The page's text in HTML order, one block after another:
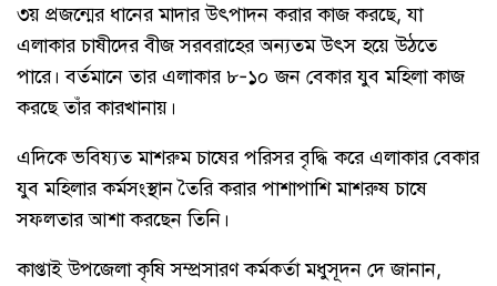
৩য় প্রজন্মের ধানের মাদার উৎপাদন করার কাজ করছে, যা
এলাকার চাষীদের বীজ সরবরাহের অন্যতম উৎস হয়ে উঠতে
পারে। বর্তমানে তার এলাকার ৮-১০ জন বেকার যুব মহিলা কাজ
করছে তাঁর কারখানায়।
এদিকে ভবিষ্যত মাশরুম চাষের পরিসর বৃদ্ধি করে এলাকার বেকার
যুব মহিলার কর্মসংস্থান তৈরি করার পাশাপাশি মাশরুষ চাষে
সফলতার আশা করছেন তিনি।
কাপ্তাই উপজেলা কৃষি সম্প্রসারণ কর্মকর্তা মধুসূদন দে জানান,